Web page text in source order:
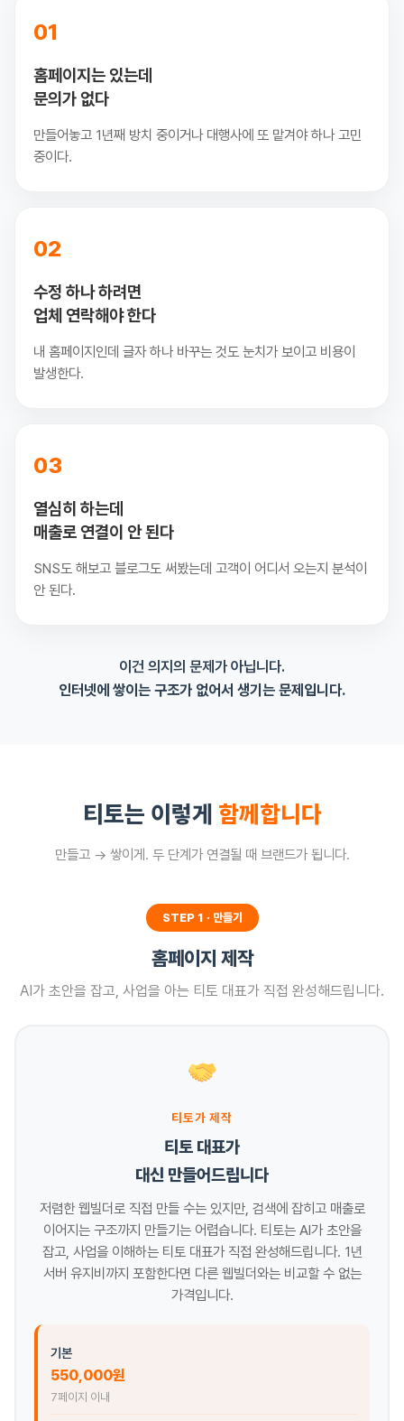
01
홈페이지는 있는데
문의가 없다
만들어놓고 1년째 방치 중이거나 대행사에 또 맡겨야 하나 고민
중이다.
02
수정 하나 하려면
업체 연락해야 한다
내 홈페이지인데 글자 하나 바꾸는 것도 눈치가 보이고 비용이
발생한다.
03
열심히 하는데
매출로 연결이 안 된다
SNS도 해보고 블로그도 써봤는데 고객이 어디서 오는지 분석이
안 된다.
이건 의지의 문제가 아닙니다.
인터넷에 쌓이는 구조가 없어서 생기는 문제입니다.
티토는 이렇게 함께합니다
만들고 → 쌓이게. 두 단계가 연결될 때 브랜드가 됩니다.
STEP 1 · 만들기
홈페이지 제작
AI가 초안을 잡고, 사업을 아는 티토 대표가 직접 완성해드립니다.
티토가 제작
티토 대표가
대신 만들어드립니다
저렴한 웹빌더로 직접 만들 수는 있지만, 검색에 잡히고 매출로
이어지는 구조까지 만들기는 어렵습니다. 티토는 AI가 초안을
잡고, 사업을 이해하는 티토 대표가 직접 완성해드립니다. 1년
서버 유지비까지 포함한다면 다른 웹빌더와는 비교할 수 없는
가격입니다.
기본
550,000원
7페이지 이내